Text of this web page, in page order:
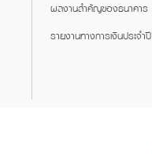
ผลงานสำคัญของธนาคาร
รายงานทางการเงินประจำปี